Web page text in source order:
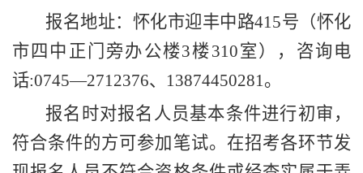
报名地址：怀化市迎丰中路415号（怀化
市四中正门旁办公楼3楼310室），咨询电
话:0745—2712376、 13874450281。
报名时对报名人员基本条件进行初审，
符合条件的方可参加笔试。在招考各环节发